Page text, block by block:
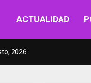
ACTUALIDAD
2026